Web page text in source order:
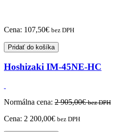
Cena: 107,50€ bez DPH
Pridať do košíka
Hoshizaki IM-45NE-HC
Normálna cena: 2 905,00€ bez DPH
Cena: 2 200,00€ bez DPH